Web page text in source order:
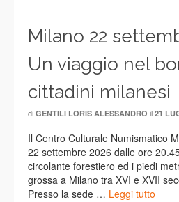
Milano 22
Un viaggio nel
cittadini milanesi
di GENTILI LORIS ALESSANDRO il 21
Il Centro Culturale Numismatico
22 settembre 2026 dalle ore
circolante forestiero ed i piedi
grossa a Milano tra XVI e XVII
Presso la sede … Leggi tutto